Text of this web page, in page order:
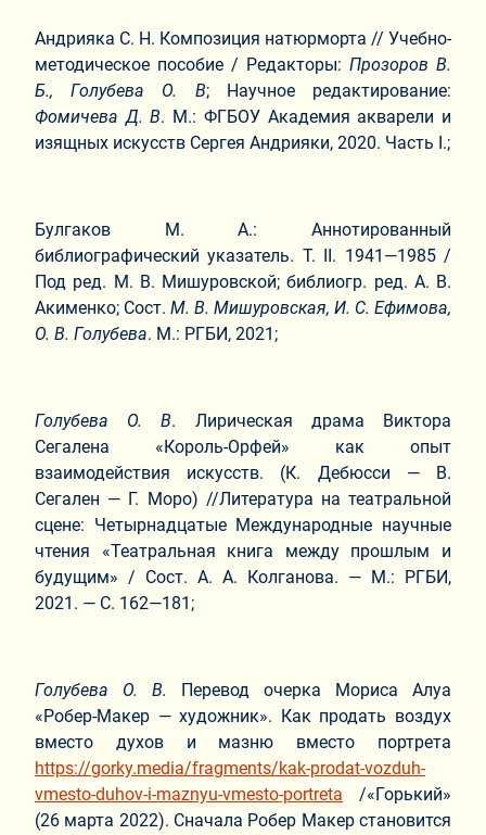
Андрияка С. Н. Композиция натюрморта // Учебно-
методическое пособие / Редакторы: Прозоров В.
Б., Голубева О. В; Научное редактирование:
Фомичева Д. В. М.: ФГБОУ Академия акварели и
изящных искусств Сергея Андрияки, 2020. Часть I.;
Булгаков М. А.: Аннотированный
библиографический указатель. Т. II. 1941—1985 /
Под ред. М. В. Мишуровской; библиогр. ред. А. В.
Акименко; Сост. М. В. Мишуровская, И. С. Ефимова,
О. В. Голубева. М.: РГБИ, 2021;
Голубева О. В. Лирическая драма Виктора
Сегалена «Король-Орфей» как опыт
взаимодействия искусств. (К. Дебюсси — В.
Сегален — Г. Моро) //Литература на театральной
сцене: Четырнадцатые Международные научные
чтения «Театральная книга между прошлым и
будущим» / Сост. А. А. Колганова. — М.: РГБИ,
2021. — С. 162—181;
Голубева О. В.
Перевод очерка Мориса Алуа
«Робер-Макер — художник». Как продать воздух
вместо духов и мазню вместо портрета
https://gorky.media/fragments/kak-prodat-vozduh-
vmesto-duhov-i-maznyu-vmesto-portreta /«Горький»
(26 марта 2022). Сначала Робер Макер становится